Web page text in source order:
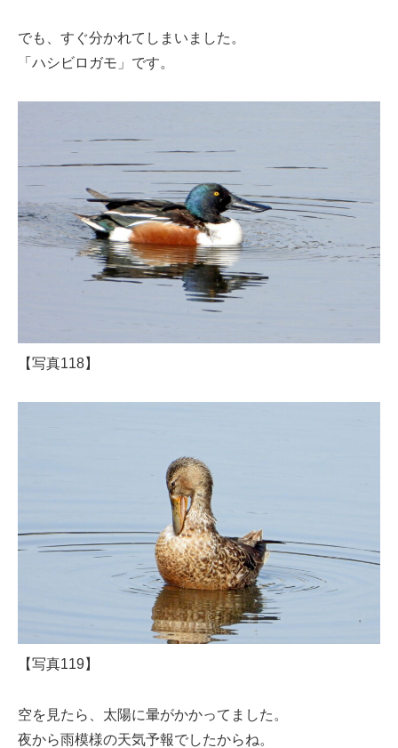
でも、すぐ分かれてしまいました。
「ハシビロガモ」です。
【写真118】
【写真119】
空を見たら、太陽に暈がかかってました。
夜から雨模様の天気予報でしたからね。